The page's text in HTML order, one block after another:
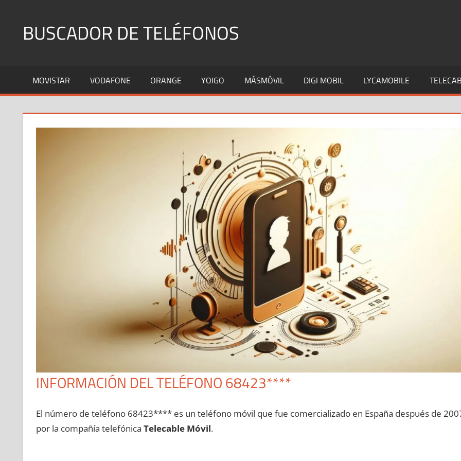
contenidoBUSCADOR DE TELÉFONOS
Fijos
y
MOVISTAR VODAFONE ORANGE YOIGO MÁSMÓVIL DIGI MOBIL LYCAMOBILE
INFORMACIÓN DEL TELÉFONO 68423****
El número dе teléfono 68423**** es un teléfono móvil quе fue comercializado en España después dе
pοr la compañía telefónica Telecable Móvil.